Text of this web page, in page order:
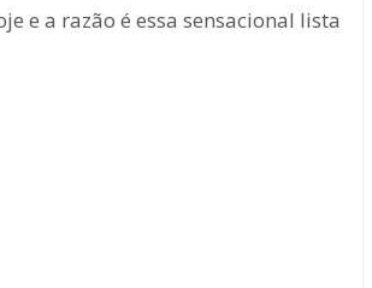
e a razão é essa sensacional lista